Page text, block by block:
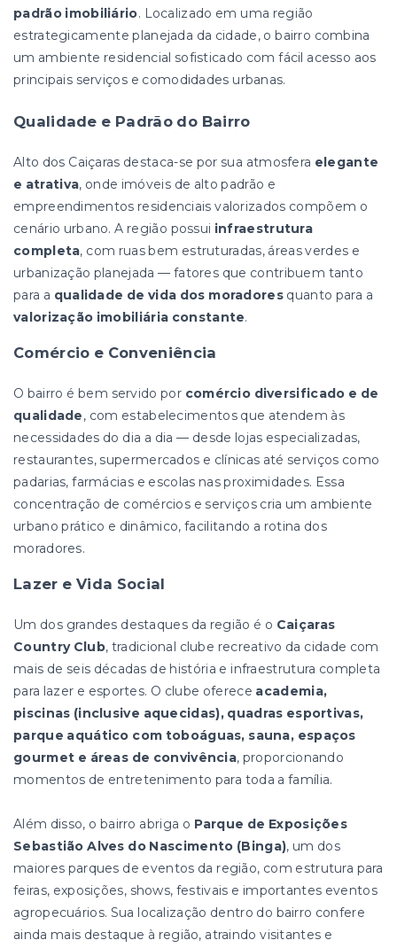
padrão imobiliário. Localizado em uma região
estrategicamente planejada da cidade, o bairro combina
um ambiente residencial sofisticado com fácil acesso aos
principais serviços e comodidades urbanas.
Qualidade e Padrão do Bairro
Alto dos Caiçaras destaca-se por sua atmosfera elegante
e atrativa, onde imóveis de alto padrão e
empreendimentos residenciais valorizados compõem o
cenário urbano. A região possui infraestrutura
completa, com ruas bem estruturadas, áreas verdes e
urbanização planejada — fatores que contribuem tanto
para a qualidade de vida dos moradoresquanto para a
valorização imobiliária constante.
Comércio e Conveniência
O bairro é bem servido por comércio diversificado e de
qualidade, com estabelecimentos que atendem às
necessidades do dia a dia — desde lojas especializadas,
restaurantes, supermercados e clínicas até serviços como
padarias, farmácias e escolas nas proximidades. Essa
concentração de comércios e serviços cria um ambiente
urbano prático e dinâmico, facilitando a rotina dos
moradores.
Lazer e Vida Social
Um dos grandes destaques da região é o Caiçaras
Country Club, tradicional clube recreativo da cidade com
mais de seis décadas de história e infraestrutura completa
para lazer e esportes. O clube oferece academia,
piscinas (inclusive aquecidas), quadras esportivas,
parque aquático com toboáguas, sauna, espaços
gourmet e áreas de convivência, proporcionando
momentos de entretenimento para toda a família.
Além disso, o bairro abriga o Parque de Exposições
Sebastião Alves do Nascimento (Binga), um dos
maiores parques de eventos da região, com estrutura para
feiras, exposições, shows, festivais e importantes eventos
agropecuários. Sua localização dentro do bairro confere
ainda mais destaque à região, atraindo visitantes e